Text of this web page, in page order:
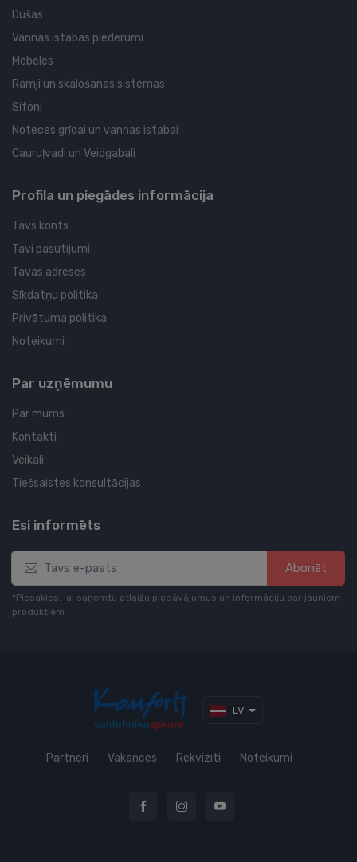
Dušas
Vannas istabas piederumi
Mēbeles
Rāmji un skalošanas sistēmas
Sifoni
Noteces grīdai un vannas istabai
Cauruļvadi un Veidgabali
Profila un piegādes informācija
Tavs konts
Tavi pasūtījumi
Tavas adreses
Sīkdatņu politika
Privātuma politika
Noteikumi
Par uzņēmumu
Par mums
Kontakti
Veikali
Tiešsaistes konsultācijas
Esi informēts
Abonēt
*Piesakies, lai saņemtu atlaižu piedāvājumus un informāciju par jauniem
produktiem
LV
Partneri Vakances Rekvizīti Noteikumi